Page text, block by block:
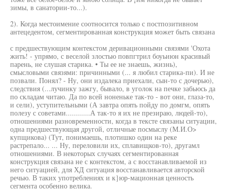
зимы, в санатории-то...).
2). Когда местоимение соотносится только с постпозитивном
антецедентом, сегментированная конструкция может быть связана
с предшествующим контекстом деривационными связями 'Охота
жить! - упрямо, с веселой злостью повпгтрил боуьиюн красивый
парень, не слушая старика. • Ты ее не знаешь, жизнь),
смысловыми связями: причинными (... я любил старика-пи). И не
позвали. Понял? - Ну, они издалека приехали, сын-то с дочерью),
следствия (...лучинку зажгу, бывало, в уголок на печке забьюсь да
по складам читаю. Да по всей ноненьке так-то - вот они, глаза-то,
и сели), уступительными (А завтра опять пойду по домгм, опять
полезу с советами............А так-то я их не презираю, людей-то),
отношениями разновременности, когда в тексте связаны ситуации,
одна предшествующая другой, отличные посмыслу (М.И.О>
купщикова) (Тут, понимаешь, плотишко один на реке
растрепало... ... Ну, переловили их, сплавищков-то), другамл
отношениями. В некоторых случаях сегментированная
конструкция связана не с контекстом, а с восстанавливаемой из
него ситуацией, для ХД ситуация восстанавливается авторской
речью. В таких употреблениях и к}юр-мационная ценность
сегмента особенно велика.